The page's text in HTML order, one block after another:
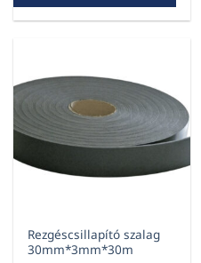
Rezgéscsillapító szalag
30mm*3mm*30m